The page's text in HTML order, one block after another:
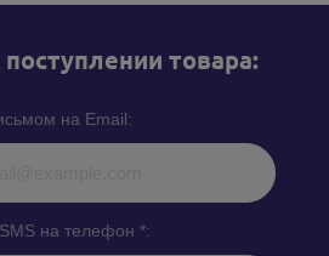
товара:
на Email:
на телефон *: